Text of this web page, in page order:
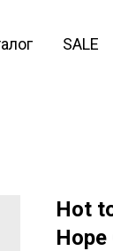
SALE
Hot
Hope